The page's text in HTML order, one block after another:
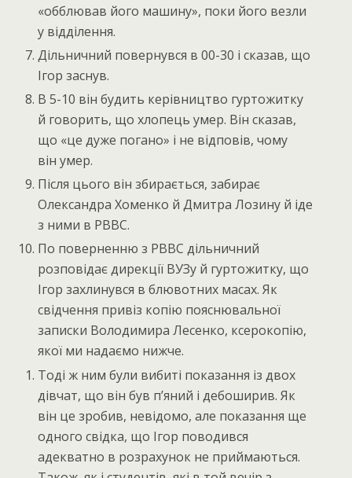
«обблював його машину», поки його везли
у відділення.
Дільничний повернувся в 00-30 і сказав, що
Ігор заснув.
В 5-10 він будить керівництво гуртожитку
й говорить, що хлопець умер. Він сказав,
що «це дуже погано» і не відповів, чому
він умер.
Після цього він збирається, забирає
Олександра Хоменко й Дмитра Лозину й іде
з ними в РВВС.
По поверненню з РВВС дільничний
розповідає дирекції ВУЗу й гуртожитку, що
Ігор захлинувся в блювотних масах. Як
свідчення привіз копію пояснювальної
записки Володимира Лесенко, ксерокопію,
якої ми надаємо нижче.
Тоді ж ним були вибиті показання із двох
дівчат, що він був п’яний і дебоширив. Як
він це зробив, невідомо, але показання ще
одного свідка, що Ігор поводився
адекватно в розрахунок не приймаються.